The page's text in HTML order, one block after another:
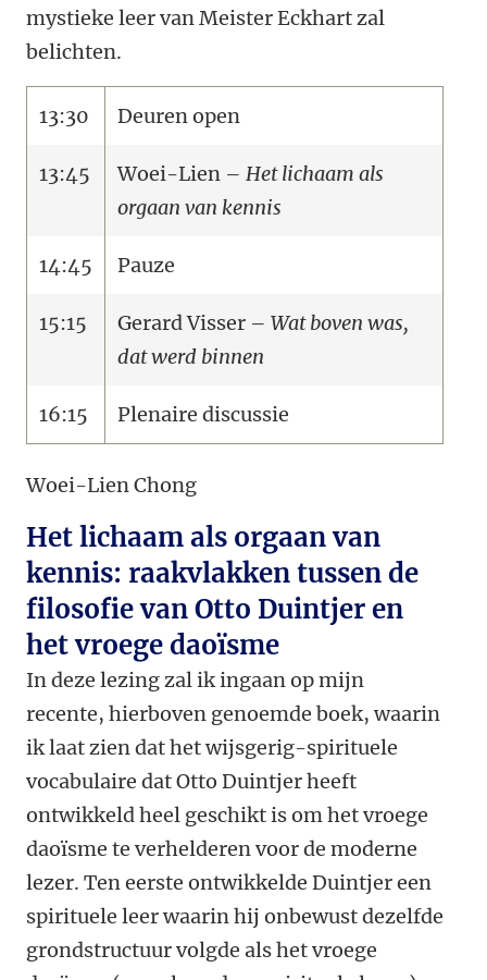
mystieke leer van Meister Eckhart zal
belichten.
13:30 Deuren open
13:45 Woei-Lien – Het lichaam als
orgaan van kennis
14:45 Pauze
15:15 Gerard Visser – Wat boven was,
dat werd binnen
16:15 Plenaire discussie
Woei-Lien Chong
Het lichaam als orgaan van
kennis: raakvlakken tussen de
filosofie van Otto Duintjer en
het vroege daoïsme
In deze lezing zal ik ingaan op mijn
recente, hierboven genoemde boek, waarin
ik laat zien dat het wijsgerig-spirituele
vocabulaire dat Otto Duintjer heeft
ontwikkeld heel geschikt is om het vroege
daoïsme te verhelderen voor de moderne
lezer. Ten eerste ontwikkelde Duintjer een
spirituele leer waarin hij onbewust dezelfde
grondstructuur volgde als het vroege